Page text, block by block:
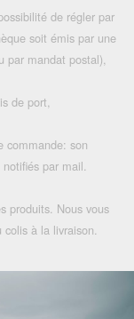
de régler par
soit émis par une
par mandat postal),
de port,
commande: son
par mail.
produits. Nous vous
à la livraison.